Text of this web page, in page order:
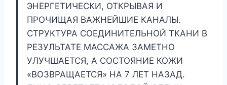
ЭНЕРГЕТИЧЕСКИ, ОТКРЫВАЯ И
ПРОЧИЩАЯ ВАЖНЕЙШИЕ КАНАЛЫ.
СТРУКТУРА СОЕДИНИТЕЛЬНОЙ ТКАНИ В
РЕЗУЛЬТАТЕ МАССАЖА ЗАМЕТНО
УЛУЧШАЕТСЯ, А СОСТОЯНИЕ КОЖИ
«ВОЗВРАЩАЕТСЯ» НА 7 ЛЕТ НАЗАД.